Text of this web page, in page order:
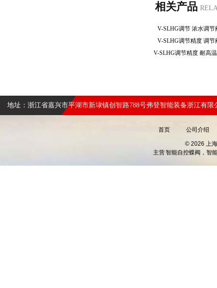
相关产品
V-SLHG调节 浓水调
V-SLHG调节精度 调
地址：浙江省嘉兴市平湖市新埭镇创智路788号弗登智能装备浙江有限
首页 公司介绍
© 2026 上
主营智能自控蝶阀，智